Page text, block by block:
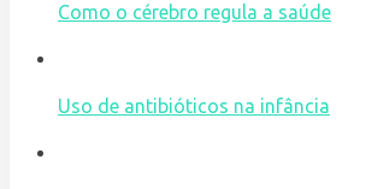
Como o cérebro regula a saúde
Uso de antibióticos na infância